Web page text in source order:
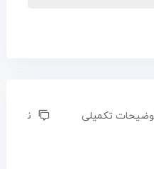
تکمیلی نظرات (0)